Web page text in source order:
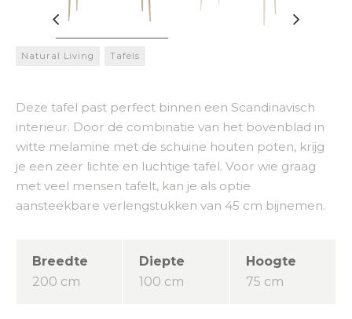
Natural Living Tafels
Deze tafel past perfect binnen een Scandinavisch
interieur. Door de combinatie van het bovenblad in
witte melamine met de schuine houten poten, krijg
je een zeer lichte en luchtige tafel. Voor wie graag
met veel mensen tafelt, kan je als optie
aansteekbare verlengstukken van 45 cm bijnemen.
Breedte
200 cm
Diepte
100 cm
Hoogte
75 cm